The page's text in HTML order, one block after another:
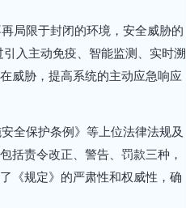
局限于封闭的环境，安全威胁的
入主动免疫、智能监测、实时溯
威胁，提高系统的主动应急响应
全保护条例》等上位法律法规及
括责令改正、警告、罚款三种，
《规定》的严肃性和权威性，确